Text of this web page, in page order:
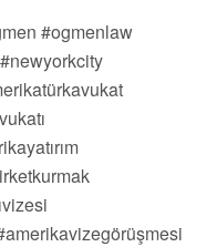
#ogmenlaw